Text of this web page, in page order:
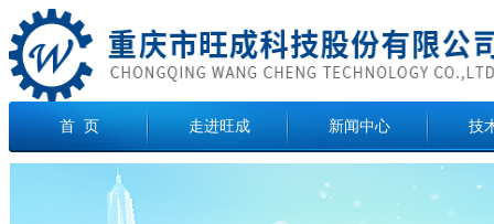
首 页 走进旺成 新闻中心 技